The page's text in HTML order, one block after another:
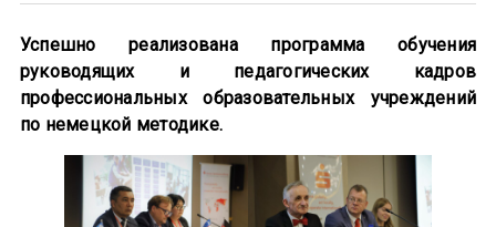
Успешно реализована программа обучения
руководящих и педагогических кадров
профессиональных образовательных учреждений
по немецкой методике.